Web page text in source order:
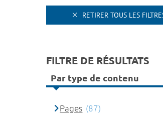
RETIRER TOUS LES
FILTRE DE RÉSULTATS
Par type de contenu
Pages (87)